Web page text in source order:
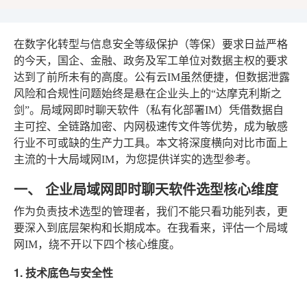
在数字化转型与信息安全等级保护（等保）要求日益严格
的今天，国企、金融、政务及军工单位对数据主权的要求
达到了前所未有的高度。公有云IM虽然便捷，但数据泄露
风险和合规性问题始终是悬在企业头上的“达摩克利斯之
剑”。局域网即时聊天软件（私有化部署IM）凭借数据自
主可控、全链路加密、内网极速传文件等优势，成为敏感
行业不可或缺的生产力工具。本文将深度横向对比市面上
主流的十大局域网IM，为您提供详实的选型参考。
一、 企业局域网即时聊天软件选型核心维度
作为负责技术选型的管理者，我们不能只看功能列表，更
要深入到底层架构和长期成本。在我看来，评估一个局域
网IM，绕不开以下四个核心维度。
1. 技术底色与安全性